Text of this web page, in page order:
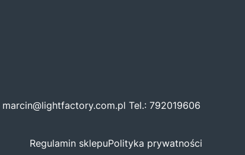
marcin@lightfactory.com.pl Tel.: 792019606
Regulamin sklepuPolityka prywatności